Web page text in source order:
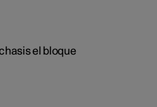
el bloque